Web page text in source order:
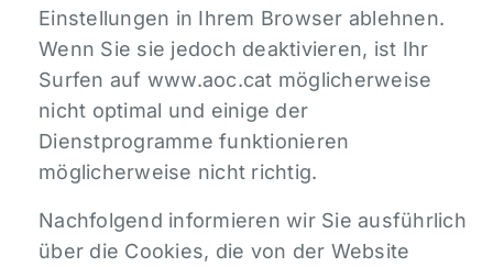
Einstellungen in Ihrem Browser ablehnen.
Wenn Sie sie jedoch deaktivieren, ist Ihr
Surfen auf www.aoc.cat möglicherweise
nicht optimal und einige der
Dienstprogramme funktionieren
möglicherweise nicht richtig.
Nachfolgend informieren wir Sie ausführlich
über die Cookies, die von der Website